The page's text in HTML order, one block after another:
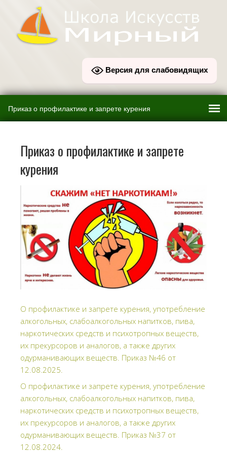
Версия для слабовидящих
Приказ о профилактике и запрете
курения
О профилактике и запрете курения, употребление
алкогольных, слабоалкогольных напитков, пива,
наркотических средств и психотропных веществ,
их прекурсоров и аналогов, а также других
одурманивающих веществ. Приказ №46 от
12.08.2025.
О профилактике и запрете курения, употребление
алкогольных, слабоалкогольных напитков, пива,
наркотических средств и психотропных веществ,
их прекурсоров и аналогов, а также других
одурманивающих веществ. Приказ №37 от
12.08.2024.